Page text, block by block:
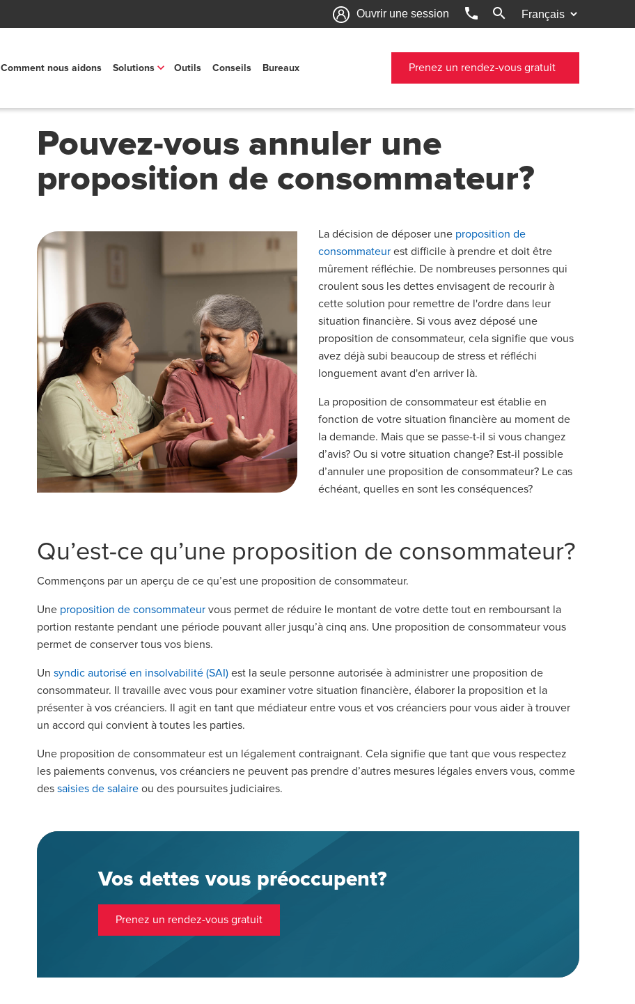
Ouvrir une session phone search
Comment nous aidons Solutions Outils Conseils Bureaux Prenez un rendez-vous gratuit
Pouvez-vous annuler une
proposition de consommateur?
La décision de déposer une proposition de
consommateur est difficile à prendre et doit être
mûrement réfléchie. De nombreuses personnes qui
croulent sous les dettes envisagent de recourir à
cette solution pour remettre de l'ordre dans leur
situation financière. Si vous avez déposé une
proposition de consommateur, cela signifie que vous
avez déjà subi beaucoup de stress et réfléchi
longuement avant d'en arriver là.
La proposition de consommateur est établie en
fonction de votre situation financière au moment de
la demande. Mais que se passe-t-il si vous changez
d’avis? Ou si votre situation change? Est-il possible
d’annuler une proposition de consommateur? Le cas
échéant, quelles en sont les conséquences?
Qu’est-ce qu’une proposition de consommateur?
Commençons par un aperçu de ce qu’est une proposition de consommateur.
Une proposition de consommateurvous permet de réduire le montant de votre dette tout en remboursant la
portion restante pendant une période pouvant aller jusqu’à cinq ans. Une proposition de consommateur vous
permet de conserver tous vos biens.
Un syndic autorisé en insolvabilité (SAI)est la seule personne autorisée à administrer une proposition de
consommateur. Il travaille avec vous pour examiner votre situation financière, élaborer la proposition et la
présenter à vos créanciers. Il agit en tant que médiateur entre vous et vos créanciers pour vous aider à trouver
un accord qui convient à toutes les parties.
Une proposition de consommateur est un légalement contraignant. Cela signifie que tant que vous respectez
les paiements convenus, vos créanciers ne peuvent pas prendre d’autres mesures légales envers vous, comme
des saisies de salaireou des poursuites judiciaires.
Vos dettes vous préoccupent?
Prenez un rendez-vous gratuit